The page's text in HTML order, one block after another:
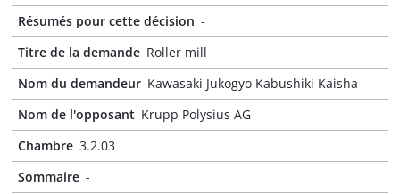
Résumés pour cette décision -
Titre de la demande Roller mill
Nom du demandeur Kawasaki Jukogyo Kabushiki Kaisha
Nom de l'opposant Krupp Polysius AG
Chambre 3.2.03
Sommaire -